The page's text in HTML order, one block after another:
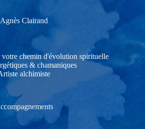
Agnès Clairand
votre chemin d'évolution spirituelle
& chamaniques
alchimiste